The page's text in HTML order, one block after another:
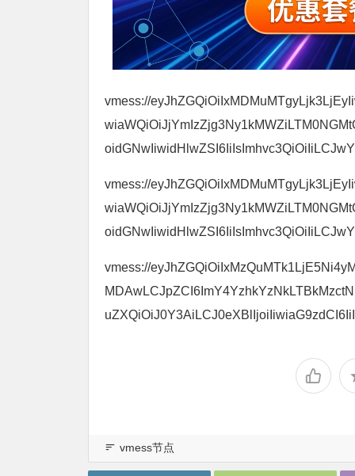
vmess://
vmess://
vmess://
vmess节点